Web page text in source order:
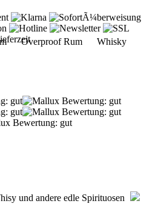
Overproof Rum Whisky
und andere edle Spirituosen